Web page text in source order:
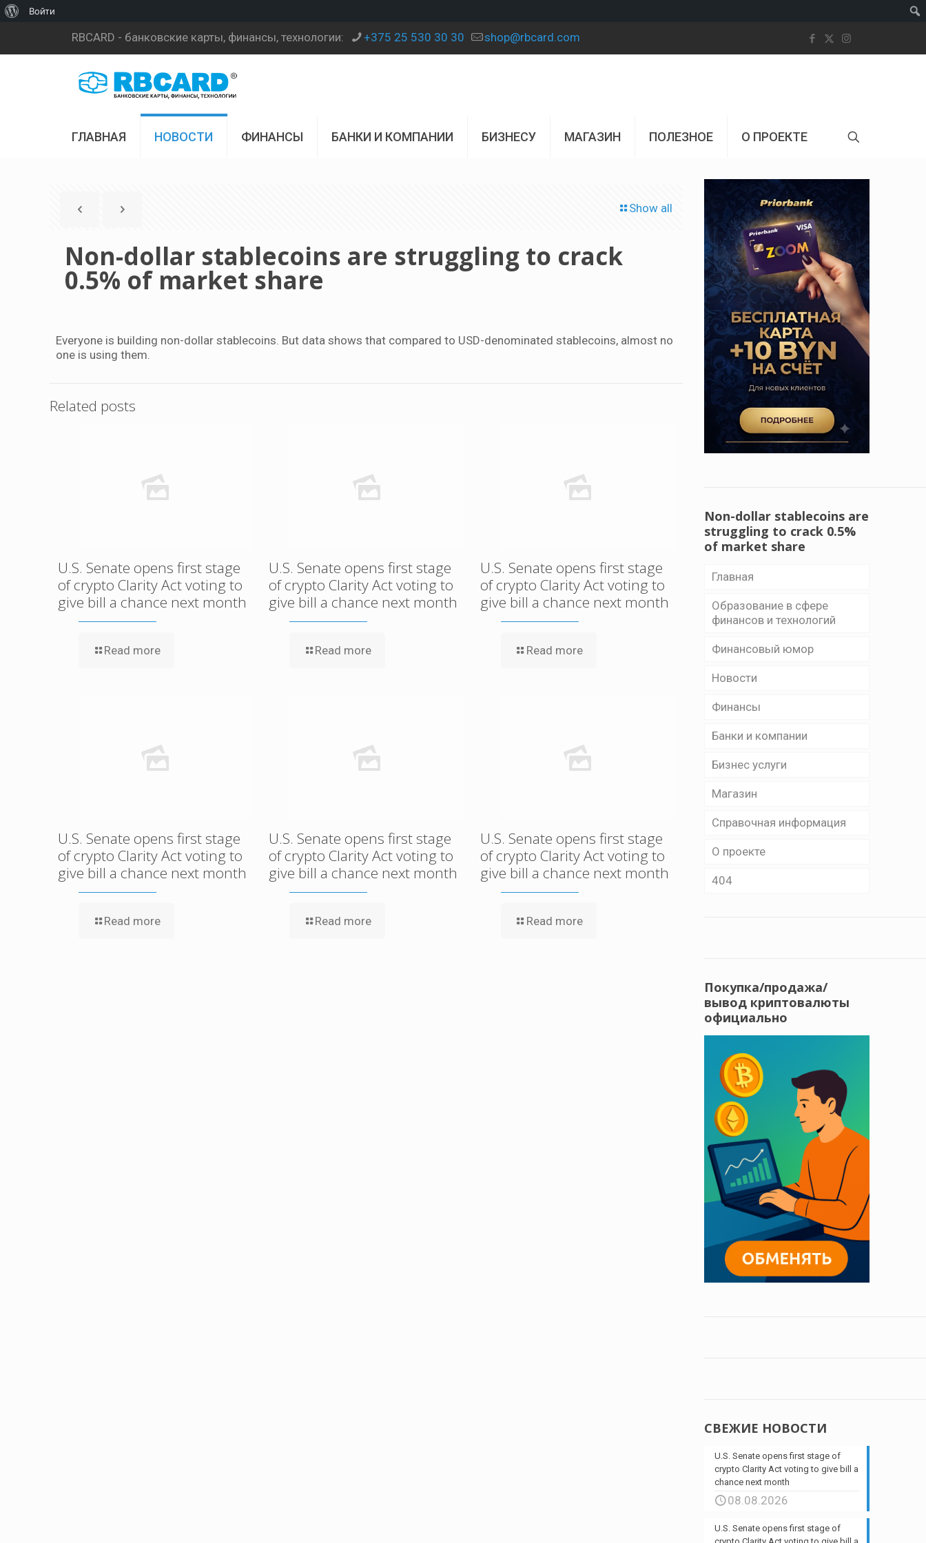
RBCARD - банковские карты, финансы, технологии: +375 25 530 30 30 shop@rbcard.com
ГЛАВНАЯ НОВОСТИ ФИНАНСЫ БАНКИ И КОМПАНИИ БИЗНЕСУ МАГАЗИН ПОЛЕЗНОЕ О ПРОЕКТЕ
Show all
Non-dollar stablecoins are struggling to crack
0.5% of market share
Everyone is building non-dollar stablecoins. But data shows that compared to USD-denominated stablecoins, almost no
one is using them.
Related posts
U.S. Senate opens first stage
of crypto Clarity Act voting to
give bill a chance next month
Read more
U.S. Senate opens first stage
of crypto Clarity Act voting to
give bill a chance next month
Read more
U.S. Senate opens first stage
of crypto Clarity Act voting to
give bill a chance next month
Read more
U.S. Senate opens first stage
of crypto Clarity Act voting to
give bill a chance next month
Read more
U.S. Senate opens first stage
of crypto Clarity Act voting to
give bill a chance next month
Read more
U.S. Senate opens first stage
of crypto Clarity Act voting to
give bill a chance next month
Read more
Non-dollar stablecoins are
struggling to crack 0.5%
of market share
Главная
Образование в сфере
финансов и технологий
Финансовый юмор
Новости
Финансы
Банки и компании
Бизнес уcлуги
Магазин
Справочная информация
О проекте
404
Покупка/продажа/
вывод криптовалюты
официально
СВЕЖИЕ НОВОСТИ
U.S. Senate opens first stage of
crypto Clarity Act voting to give bill a
chance next month
08.08.2026
U.S. Senate opens first stage of
Войти